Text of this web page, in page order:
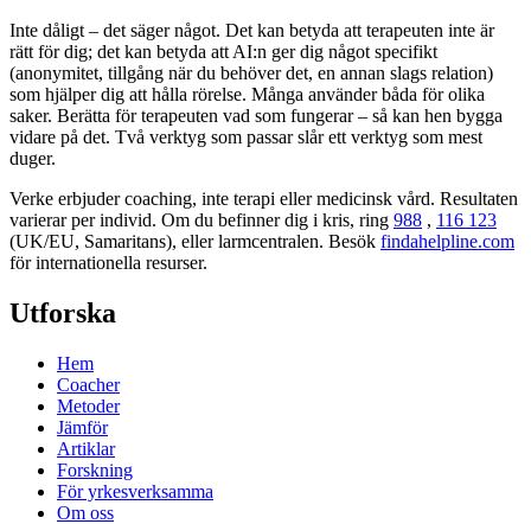
Inte dåligt – det säger något. Det kan betyda att terapeuten inte är
rätt för dig; det kan betyda att AI:n ger dig något specifikt
(anonymitet, tillgång när du behöver det, en annan slags relation)
som hjälper dig att hålla rörelse. Många använder båda för olika
saker. Berätta för terapeuten vad som fungerar – så kan hen bygga
vidare på det. Två verktyg som passar slår ett verktyg som mest
duger.
Verke erbjuder coaching, inte terapi eller medicinsk vård. Resultaten
varierar per individ. Om du befinner dig i kris, ring 988 , 116 123
(UK/EU, Samaritans), eller larmcentralen. Besök findahelpline.com
för internationella resurser.
Utforska
Hem
Coacher
Metoder
Jämför
Artiklar
Forskning
För yrkesverksamma
Om oss